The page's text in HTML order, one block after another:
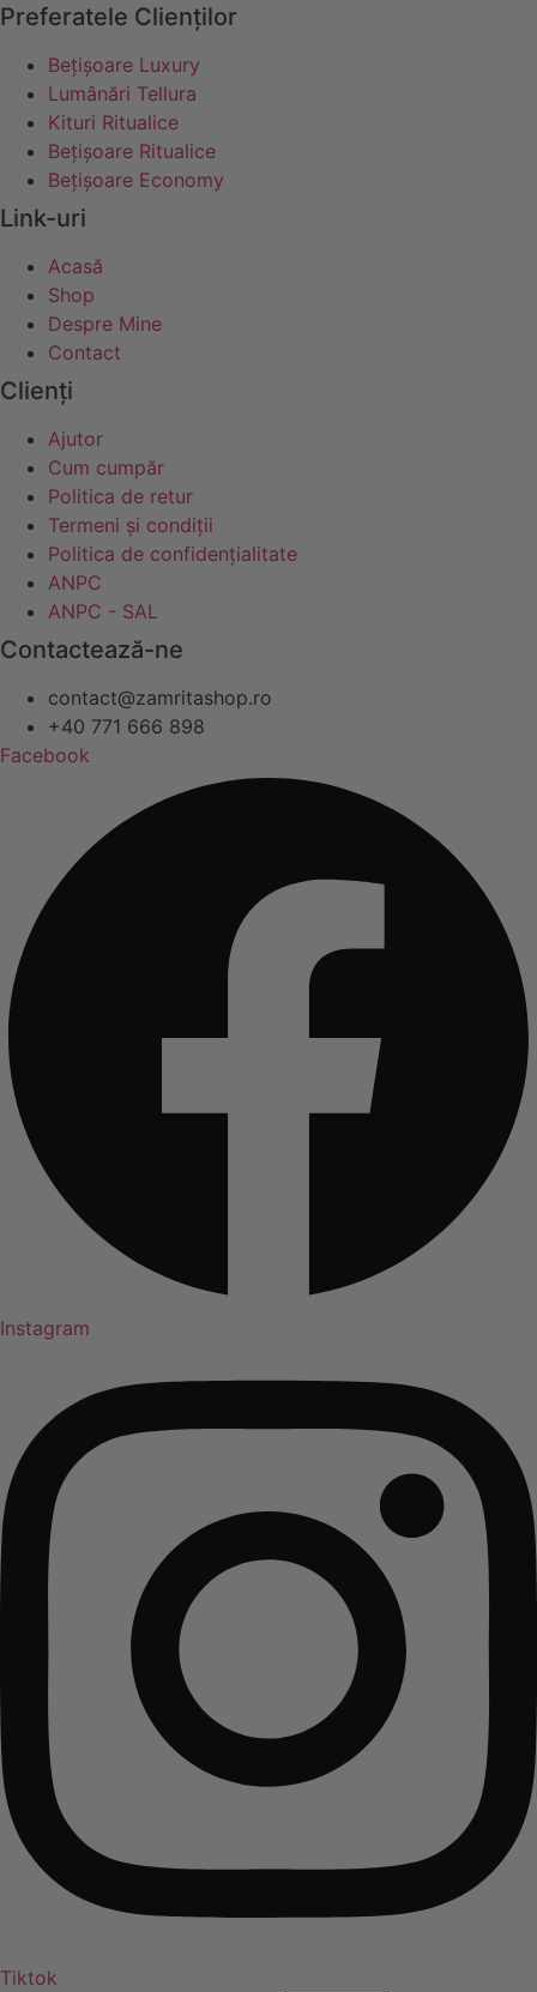
Preferatele Clienților
Bețișoare Luxury
Lumânări Tellura
Kituri Ritualice
Bețișoare Ritualice
Bețișoare Economy
Link-uri
Acasă
Shop
Despre Mine
Contact
Clienți
Ajutor
Cum cumpăr
Politica de retur
Termeni și condiții
Politica de confidențialitate
ANPC
ANPC - SAL
Contactează-ne
contact@zamritashop.ro
+40 771 666 898
Facebook
Instagram
Tiktok